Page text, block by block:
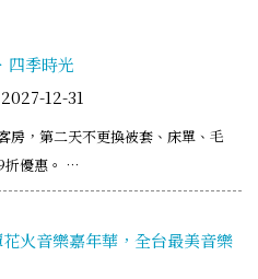
四季時光
12-31
房，第二天不更換被套、床單、毛
折優惠。 …
火音樂嘉年華，全台最美音樂